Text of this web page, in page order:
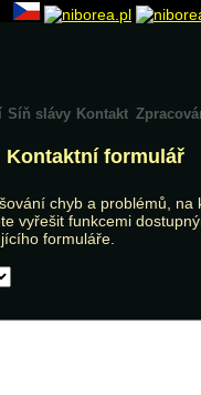
Síň slávy Kontakt
Kontaktní formulář
chyb a problémů, na
vyřešit funkcemi
formuláře.